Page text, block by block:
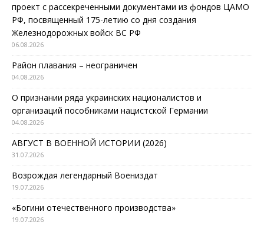
проект с рассекреченными документами из фондов ЦАМО
РФ, посвященный 175-летию со дня создания
Железнодорожных войск ВС РФ
06.08.2026
Район плавания – неограничен
04.08.2026
О признании ряда украинских националистов и
организаций пособниками нацистской Германии
04.08.2026
АВГУСТ В ВОЕННОЙ ИСТОРИИ (2026)
31.07.2026
Возрождая легендарный Воениздат
19.07.2026
«Богини отечественного производства»
19.07.2026